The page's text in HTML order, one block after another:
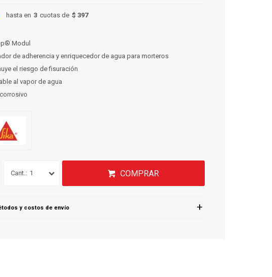
hasta en 3 cuotas de $ 397
Modul
de adherencia y enriquecedor de agua para morteros
el riesgo de fisuración
al vapor de agua
1 COMPRAR
y costos de envío